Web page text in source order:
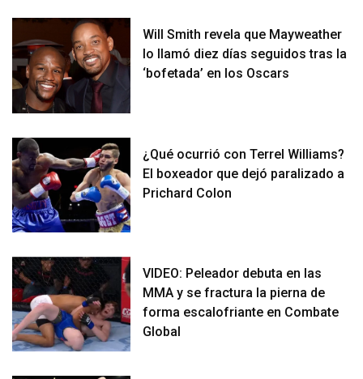
Will Smith revela que Mayweather
lo llamó diez días seguidos tras la
‘bofetada’ en los Oscars
¿Qué ocurrió con Terrel Williams?
El boxeador que dejó paralizado a
Prichard Colon
VIDEO: Peleador debuta en las
MMA y se fractura la pierna de
forma escalofriante en Combate
Global